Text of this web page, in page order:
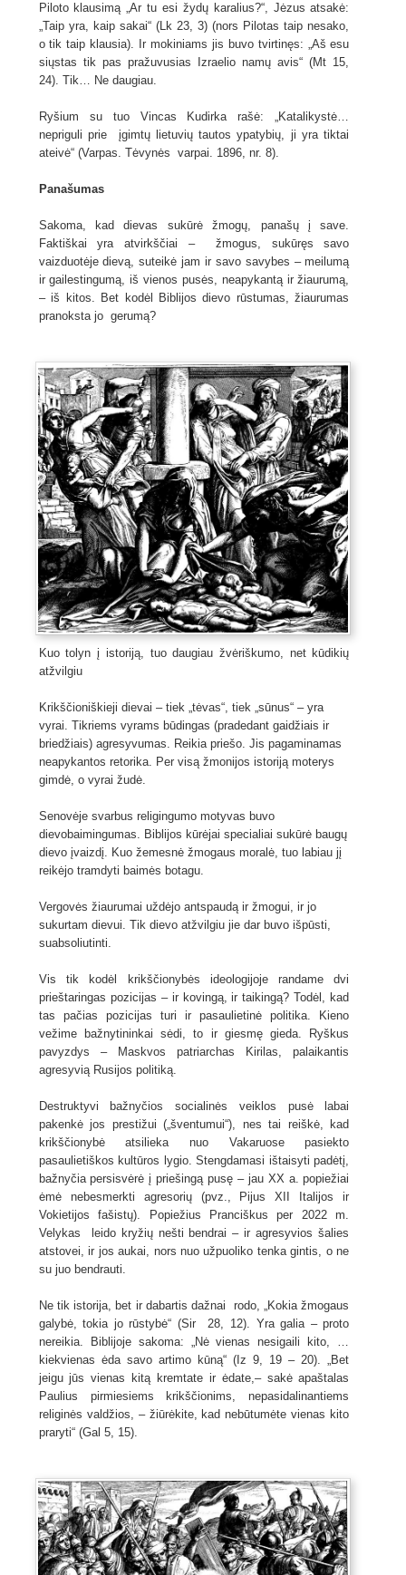
Piloto klausimą „Ar tu esi žydų karalius?“, Jėzus atsakė:
„Taip yra, kaip sakai“ (Lk 23, 3) (nors Pilotas taip nesako,
o tik taip klausia). Ir mokiniams jis buvo tvirtinęs: „Aš esu
siųstas tik pas pražuvusias Izraelio namų avis“ (Mt 15,
24). Tik… Ne daugiau.
Ryšium su tuo Vincas Kudirka rašė: „Katalikystė…
nepriguli prie įgimtų lietuvių tautos ypatybių, ji yra tiktai
ateivė“ (Varpas. Tėvynės varpai. 1896, nr. 8).
Panašumas
Sakoma, kad dievas sukūrė žmogų, panašų į save.
Faktiškai yra atvirkščiai – žmogus, sukūręs savo
vaizduotėje dievą, suteikė jam ir savo savybes – meilumą
ir gailestingumą, iš vienos pusės, neapykantą ir žiaurumą,
– iš kitos. Bet kodėl Biblijos dievo rūstumas, žiaurumas
pranoksta jo gerumą?
Kuo tolyn į istoriją, tuo daugiau žvėriškumo, net kūdikių
atžvilgiu
Krikščioniškieji dievai – tiek „tėvas“, tiek „sūnus“ – yra
vyrai. Tikriems vyrams būdingas (pradedant gaidžiais ir
briedžiais) agresyvumas. Reikia priešo. Jis pagaminamas
neapykantos retorika. Per visą žmonijos istoriją moterys
gimdė, o vyrai žudė.
Senovėje svarbus religingumo motyvas buvo
dievobaimingumas. Biblijos kūrėjai specialiai sukūrė baugų
dievo įvaizdį. Kuo žemesnė žmogaus moralė, tuo labiau jį
reikėjo tramdyti baimės botagu.
Vergovės žiaurumai uždėjo antspaudą ir žmogui, ir jo
sukurtam dievui. Tik dievo atžvilgiu jie dar buvo išpūsti,
suabsoliutinti.
Vis tik kodėl krikščionybės ideologijoje randame dvi
prieštaringas pozicijas – ir kovingą, ir taikingą? Todėl, kad
tas pačias pozicijas turi ir pasaulietinė politika. Kieno
vežime bažnytininkai sėdi, to ir giesmę gieda. Ryškus
pavyzdys – Maskvos patriarchas Kirilas, palaikantis
agresyvią Rusijos politiką.
Destruktyvi bažnyčios socialinės veiklos pusė labai
pakenkė jos prestižui („šventumui“), nes tai reiškė, kad
krikščionybė atsilieka nuo Vakaruose pasiekto
pasaulietiškos kultūros lygio. Stengdamasi ištaisyti padėtį,
bažnyčia persisvėrė į priešingą pusę – jau XX a. popiežiai
ėmė nebesmerkti agresorių (pvz., Pijus XII Italijos ir
Vokietijos fašistų). Popiežius Pranciškus per 2022 m.
Velykas leido kryžių nešti bendrai – ir agresyvios šalies
atstovei, ir jos aukai, nors nuo užpuoliko tenka gintis, o ne
su juo bendrauti.
Ne tik istorija, bet ir dabartis dažnai rodo, „Kokia žmogaus
galybė, tokia jo rūstybė“ (Sir 28, 12). Yra galia – proto
nereikia. Biblijoje sakoma: „Nė vienas nesigaili kito, …
kiekvienas ėda savo artimo kūną“ (Iz 9, 19 – 20). „Bet
jeigu jūs vienas kitą kremtate ir ėdate,– sakė apaštalas
Paulius pirmiesiems krikščionims, nepasidalinantiems
religinės valdžios, – žiūrėkite, kad nebūtumėte vienas kito
praryti“ (Gal 5, 15).